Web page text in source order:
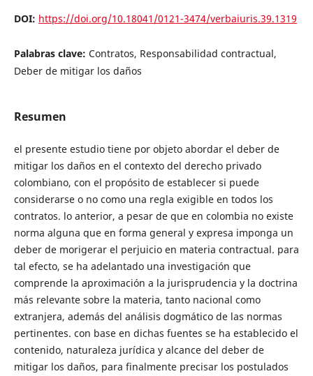
DOI: https://doi.org/10.18041/0121-3474/verbaiuris.39.1319
Palabras clave: Contratos, Responsabilidad contractual,
Deber de mitigar los daños
Resumen
el presente estudio tiene por objeto abordar el deber de
mitigar los daños en el contexto del derecho privado
colombiano, con el propósito de establecer si puede
considerarse o no como una regla exigible en todos los
contratos. lo anterior, a pesar de que en colombia no existe
norma alguna que en forma general y expresa imponga un
deber de morigerar el perjuicio en materia contractual. para
tal efecto, se ha adelantado una investigación que
comprende la aproximación a la jurisprudencia y la doctrina
más relevante sobre la materia, tanto nacional como
extranjera, además del análisis dogmático de las normas
pertinentes. con base en dichas fuentes se ha establecido el
contenido, naturaleza jurídica y alcance del deber de
mitigar los daños, para finalmente precisar los postulados